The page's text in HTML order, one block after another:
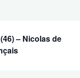
– Nicolas de